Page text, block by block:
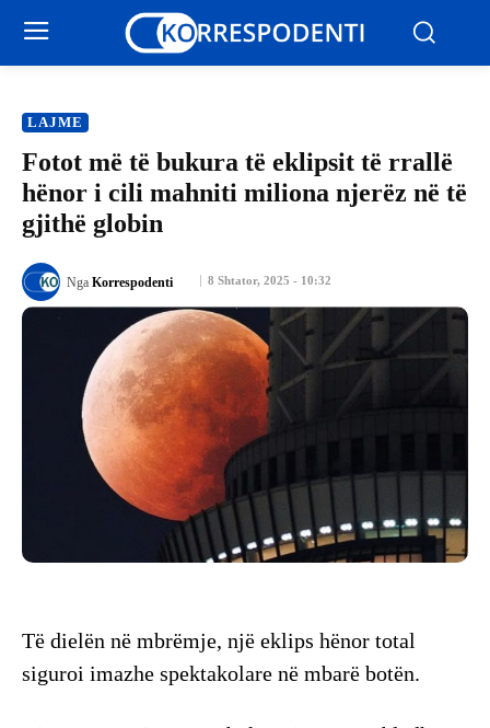
LAJME
Fotot më të bukura të eklipsit të rrallë
hënor i cili mahniti miliona njerëz në të
gjithë globin
8 Shtator, 2025 - 10:32
Nga Korrespodenti
Të dielën në mbrëmje, një eklips hënor total
siguroi imazhe spektakolare në mbarë botën.